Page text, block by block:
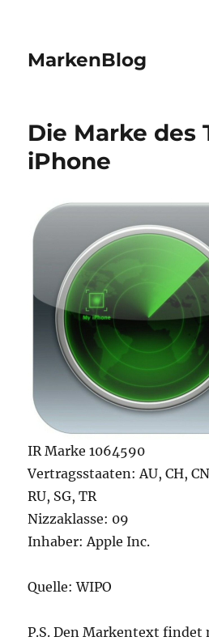
MarkenBlog
Die Marke des
iPhone
IR Marke 1064590
Vertragsstaaten: AU, CH,
RU, SG, TR
Nizzaklasse: 09
Inhaber: Apple Inc.
Quelle: WIPO
P.S. Den Markentext findet